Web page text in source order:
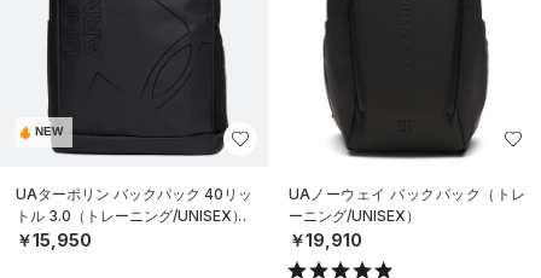
NEW
UAターポリン バックパック 40リッ
トル 3.0（トレーニング/UNISEX）
￥15,950
UAノーウェイ バックパック（トレ
ーニング/UNISEX）
￥19,910